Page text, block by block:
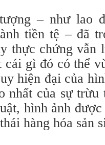
– như lao
tiền tệ – đã
thực chứng vẫn
cái gì đó có thể
hiện đại của
nhất của sự trừu
hình ảnh
hàng hóa sản